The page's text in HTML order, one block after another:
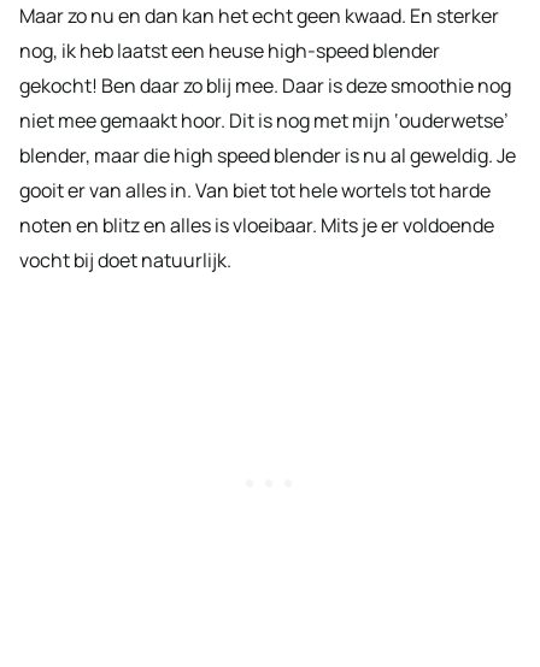
Maar zo nu en dan kan het echt geen kwaad. En sterker
nog, ik heb laatst een heuse high-speed blender
gekocht! Ben daar zo blij mee. Daar is deze smoothie nog
niet mee gemaakt hoor. Dit is nog met mijn ‘ouderwetse’
blender, maar die high speed blender is nu al geweldig. Je
gooit er van alles in. Van biet tot hele wortels tot harde
noten en blitz en alles is vloeibaar. Mits je er voldoende
vocht bij doet natuurlijk.